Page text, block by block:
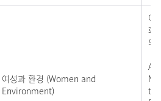
여성과 환경 (Women and
Environment)
여
화
의